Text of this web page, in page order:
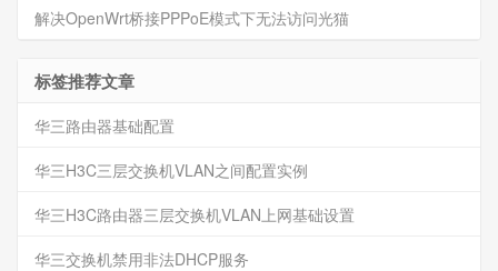
解决OpenWrt桥接PPPoE模式下无法访问光猫
标签推荐文章
华三路由器基础配置
华三H3C三层交换机VLAN之间配置实例
华三H3C路由器三层交换机VLAN上网基础设置
华三交换机禁用非法DHCP服务